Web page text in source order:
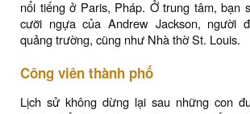
nổi tiếng ở Paris, Pháp. Ở trung tâm, bạn
cưỡi ngựa của Andrew Jackson, người
quảng trường, cũng như Nhà thờ St. Louis.
Công viên thành phố
Lịch sử không dừng lại sau những con